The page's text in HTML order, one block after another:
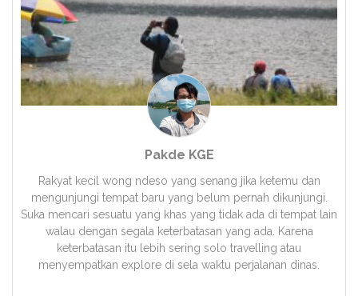
Pakde KGE
Rakyat kecil wong ndeso yang senang jika ketemu dan
mengunjungi tempat baru yang belum pernah dikunjungi.
Suka mencari sesuatu yang khas yang tidak ada di tempat lain
walau dengan segala keterbatasan yang ada. Karena
keterbatasan itu lebih sering solo travelling atau
menyempatkan explore di sela waktu perjalanan dinas.